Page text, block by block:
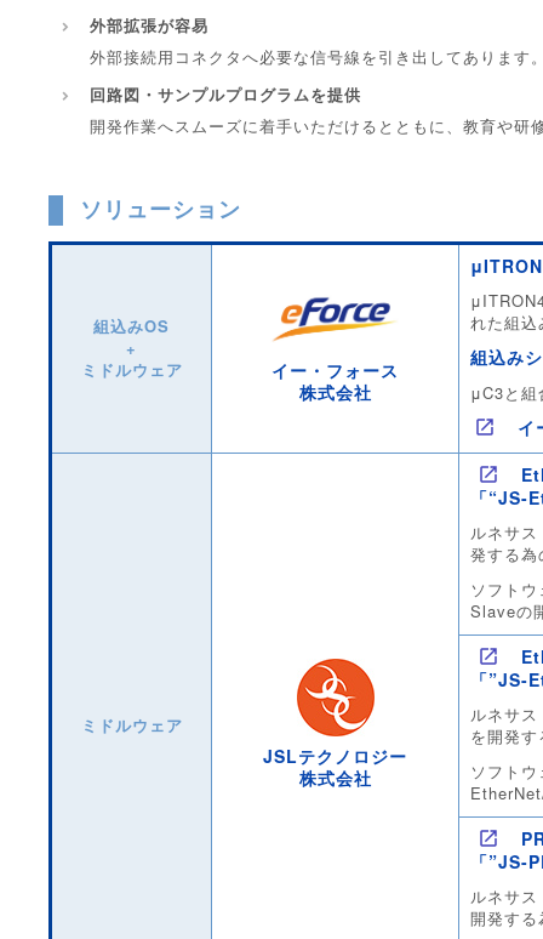
外部拡張が容易
外部接続用コネクタへ必要な信号線を引き出してあります
回路図・サンプルプログラムを提供
開発作業へスムーズに着手いただけるとともに、教育や研
ソリューション
組込みOS
+
ミドルウェア
イー・フォース
株式会社
れた組
組込み
μC3と組
イ
ミドルウェア
JSLテクノロジー
株式会社
「
ルネサ
発する
ソフト
Slaveの
「
ルネサ
を開発
ソフト
「
ルネサ
開発す